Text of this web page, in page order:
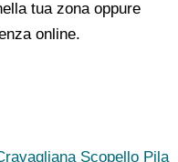
tua zona oppure
online.
Scopello Pila